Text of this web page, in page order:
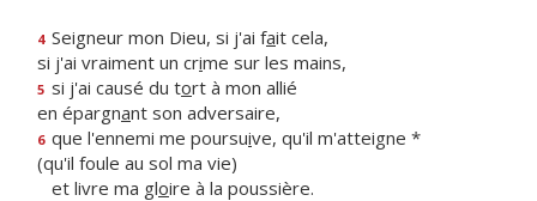
4 Seigneur mon Dieu, si j'ai fait cela,
si j'ai vraiment un crime sur les mains,
5 si j'ai causé du tort à mon allié
en épargnant son adversaire,
6 que l'ennemi me poursuive, qu'il m'atteigne *
(qu'il foule au sol ma vie)
et livre ma gloire à la poussière.